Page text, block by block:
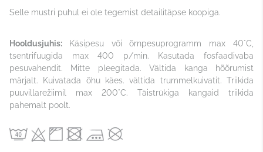
Selle mustri puhul ei ole tegemist detailitäpse koopiga.
Hooldusjuhis:
Käsipesu või õrnpesuprogramm max 40°C,
tsentrifuugida max 400 p/min. Kasutada fosfaadivaba
pesuvahendit. Mitte pleegitada. Vältida kanga hõõrumist
märjalt. Kuivatada õhu käes. vältida trummelkuivatit. Triikida
puuvillarežiimil max 200°C. Täistrükiga kangaid triikida
pahemalt poolt.